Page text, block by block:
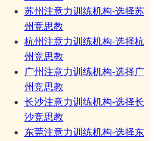
苏州注意力训练机构-选择苏
州竞思教
杭州注意力训练机构-选择杭
州竞思教
广州注意力训练机构-选择广
州竞思教
长沙注意力训练机构-选择长
沙竞思教
东莞注意力训练机构-选择东